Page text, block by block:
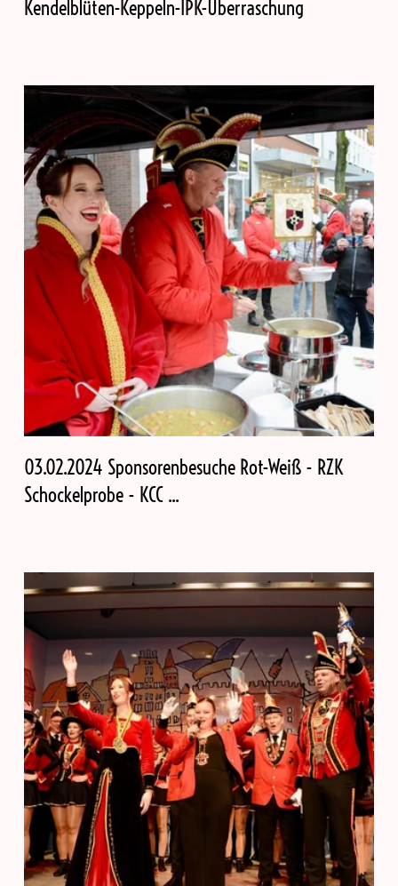
Kendelblüten-Keppeln-IPK-Überraschung
03.02.2024 Sponsorenbesuche Rot-Weiß - RZK
Schockelprobe - KCC ...